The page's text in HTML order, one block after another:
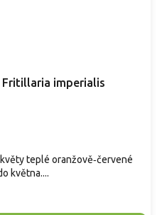
Fritillaria imperialis
teplé oranžově‑červené
května....